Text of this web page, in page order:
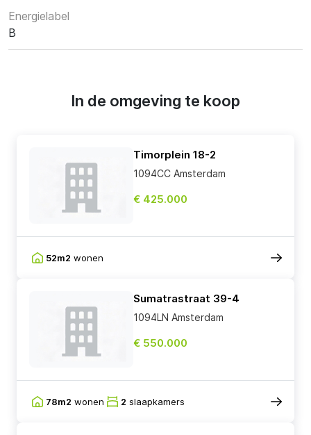
Energielabel
B
In de omgeving te koop
Timorplein 18-2
1094CC Amsterdam
€ 425.000
52m2 wonen
Sumatrastraat 39-4
1094LN Amsterdam
€ 550.000
78m2 wonen 2 slaapkamers